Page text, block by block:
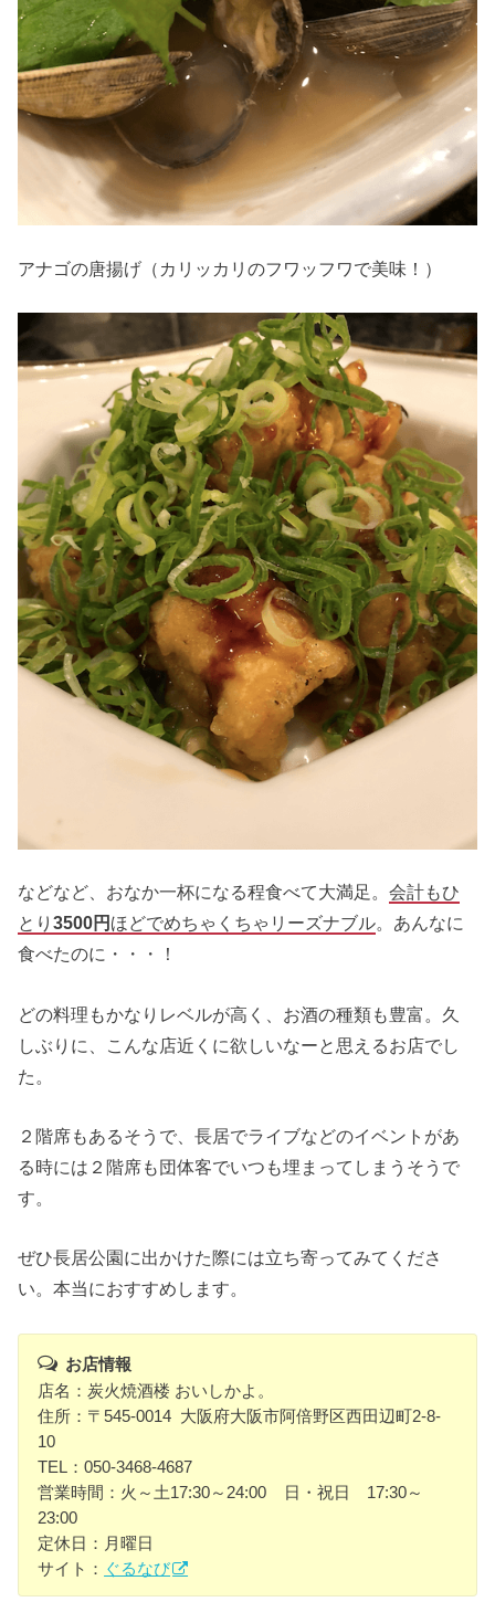
アナゴの唐揚げ（カリッカリのフワッフワで美味！）
などなど、おなか一杯になる程食べて大満足。会計もひ
とり3500円 ほどでめちゃくちゃリーズナブル。あんなに
食べたのに・・・！
どの料理もかなりレベルが高く、お酒の種類も豊富。久
しぶりに、こんな店近くに欲しいなーと思えるお店でし
た。
２階席もあるそうで、長居でライブなどのイベントがあ
る時には２階席も団体客でいつも埋まってしまうそうで
す。
ぜひ長居公園に出かけた際には立ち寄ってみてくださ
い。本当におすすめします。
お店情報
店名：炭火焼酒楼 おいしかよ。
住所：〒545-0014 大阪府大阪市阿倍野区西田辺町2-8-
10
TEL：050-3468-4687
営業時間：火～土17:30～24:00 日・祝日 17:30～
23:00
定休日：月曜日
サイト： ぐるなび